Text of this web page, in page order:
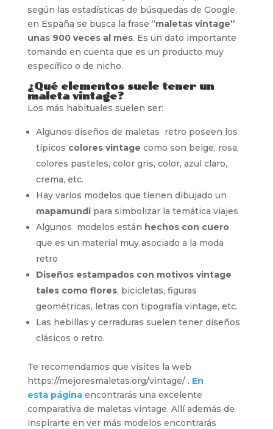
según las estadísticas de búsquedas de Google,
en España se busca la frase “maletas vintage”
unas 900 veces al mes. Es un dato importante
tomando en cuenta que es un producto muy
específico o de nicho.
¿Qué elementos suele tener un
maleta vintage?
Los más habituales suelen ser:
Algunos diseños de maletas retro poseen los
típicos colores vintage como son beige, rosa,
colores pasteles, color gris, color, azul claro,
crema, etc.
Hay varios modelos que tienen dibujado un
mapamundipara simbolizar la temática viajes
Algunos modelos están hechos con cuero
que es un material muy asociado a la moda
retro
Diseños estampados con motivos vintage
tales como flores, bicicletas, figuras
geométricas, letras con tipografía vintage, etc.
Las hebillas y cerraduras suelen tener diseños
clásicos o retro.
Te recomendamos que visites la web
https://mejoresmaletas.org/vintage/ . En
esta páginaencontrarás una excelente
comparativa de maletas vintage. Allí además de
inspirarte en ver más modelos encontrarás